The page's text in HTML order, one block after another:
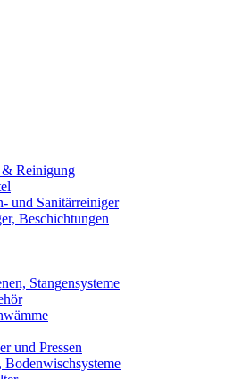
Reinigung
und Sanitärreiniger
Beschichtungen
Stangensysteme
und Pressen
Bodenwischsysteme